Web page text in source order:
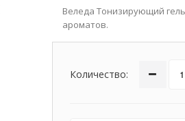
Веледа Тонизирующий
ароматов.
Количество: